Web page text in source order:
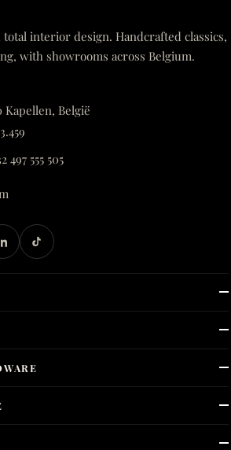
interior design. Handcrafted classics,
with showrooms across Belgium.
Kapellen, België
497 555 505